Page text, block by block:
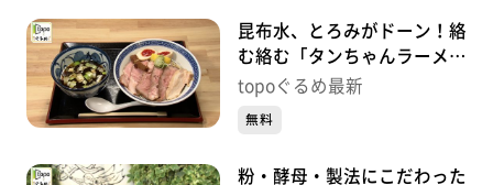
昆布水、とろみがドーン！絡
む絡む「タンちゃんラーメン
昆布水つけ麺」（青葉区花京
topoぐるめ最新
無料
粉・酵母・製法にこだわった